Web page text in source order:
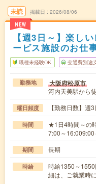
未読
NEW
掲載日 2026/08/06
【週3日～】楽し
ービス施設のお仕
職種未経験OK 交通費別途
勤務地 大阪府松原市
河内天美駅から
曜日頻度 【勤務日数】週
時間
★1日4時間～の
7:00～
期間 長期
時給
時給1350～
細は、ご就業時